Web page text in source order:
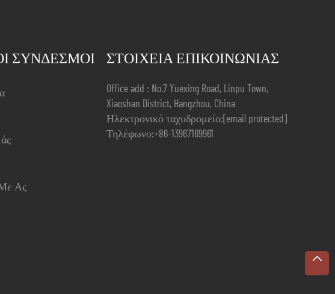
ΣΎΝΔΕΣΜΟΙ
Με Ας
ΣΤΟΙΧΕΊΑ ΕΠΙΚΟΙΝΩΝΊΑΣ
Office add : No.7 Yuexing Road, Linpu Town,
Xiaoshan District, Hangzhou, China
Ηλεκτρονικό ταχυδρομείο: [email protected]
Τηλέφωνο:+86-13967169961